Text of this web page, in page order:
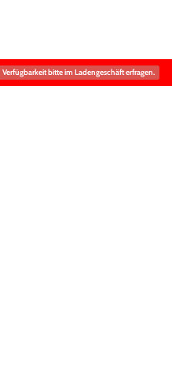
Verfügbarkeit bitte im Ladengeschäft erfragen.